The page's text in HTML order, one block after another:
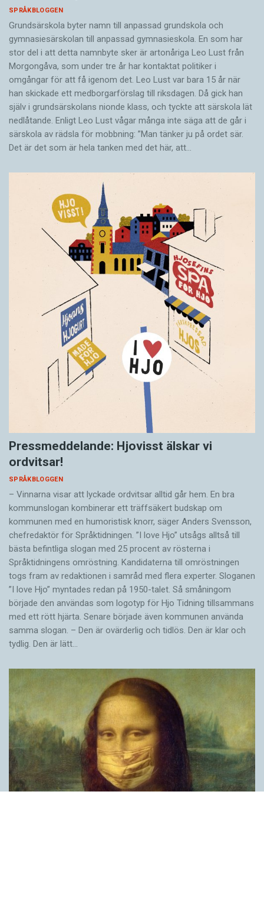
SPRÅKBLOGGEN
Grundsärskola byter namn till anpassad grundskola och
gymnasiesärskolan till anpassad gymnasieskola. En som har
stor del i att detta namnbyte sker är artonåriga Leo Lust från
Morgongåva, som under tre år har kontaktat politiker i
omgångar för att få igenom det. Leo Lust var bara 15 år när
han skickade ett medborgarförslag till riksdagen. Då gick han
själv i grundsärskolans nionde klass, och tyckte att särskola lät
nedlåtande. Enligt Leo Lust vågar många inte säga att de går i
särskola av rädsla för mobbning: ”Man tänker ju på ordet sär.
Det är det som är hela tanken med det här, att…
Pressmeddelande: Hjovisst älskar vi
ordvitsar!
SPRÅKBLOGGEN
– Vinnarna visar att lyckade ordvitsar alltid går hem. En bra
kommunslogan kombinerar ett träffsäkert budskap om
kommunen med en humoristisk knorr, säger Anders Svensson,
chefredaktör för Språktidningen. ”I love Hjo” utsågs alltså till
bästa befintliga slogan med 25 procent av rösterna i
Språktidningens omröstning. Kandidaterna till omröstningen
togs fram av redaktionen i samråd med flera experter. Sloganen
”I love Hjo” myntades redan på 1950-talet. Så småningom
började den användas som logotyp för Hjo Tidning tillsammans
med ett rött hjärta. Senare började även kommunen använda
samma slogan. – Den är ovärderlig och tidlös. Den är klar och
tydlig. Den är lätt…